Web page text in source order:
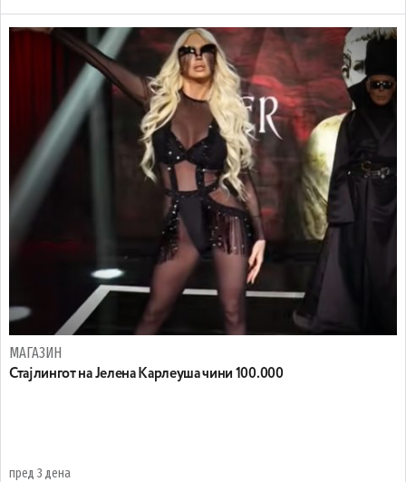
МАГАЗИН
Стајлингот на Јелена Карлеуша чини 100.000
пред 3 дена